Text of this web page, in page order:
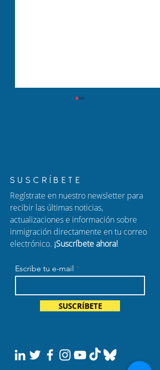
Nuevo Episodio de
Hablando con Carolina:
Ajuste de Estatus,
Ciudadanía por
Nacimiento y Fraude
Migratorio
SUSCRÍBETE
Regístrate en nuestro newsletter para
recibir las últimas noticias,
actualizaciones e información sobre
inmigración directamente en tu correo
electrónico. ¡Suscríbete ahora!
Escribe tu e-mail
SUSCRÍBETE